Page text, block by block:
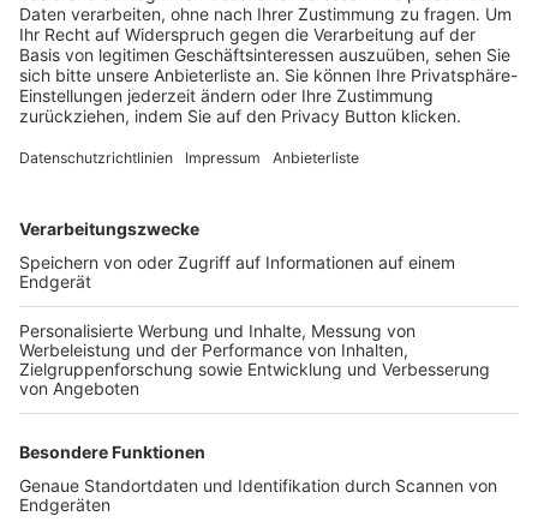
Trainerbörse
Login SpielPlus
FOLGE DEM BFV
TOP-VEREINE
TOP-PARTNER